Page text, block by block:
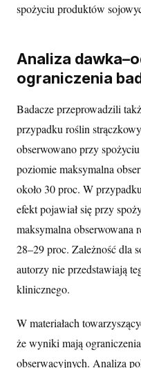
spożyciu produktów
Analiza
ograniczenia
Badacze przeprowadzili
przypadku roślin
obserwowano przy
poziomie maksymalna
około 30 proc. W
efekt pojawiał się przy
maksymalna obserwowana
28–29 proc. Zależność dla
autorzy nie przedstawiają
klinicznego.
W materiałach
że wyniki mają
obserwacyjnych. Analiza